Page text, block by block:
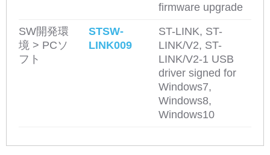
firmware upgrade
SW開発環
境 > PCソ
フト
STSW-
LINK009
ST-LINK, ST-
LINK/V2, ST-
LINK/V2-1 USB
driver signed for
Windows7,
Windows8,
Windows10